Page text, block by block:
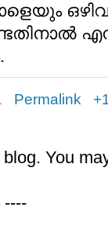
Permalink
You